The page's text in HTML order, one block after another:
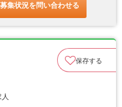
集状況を問い合わせる
保存する